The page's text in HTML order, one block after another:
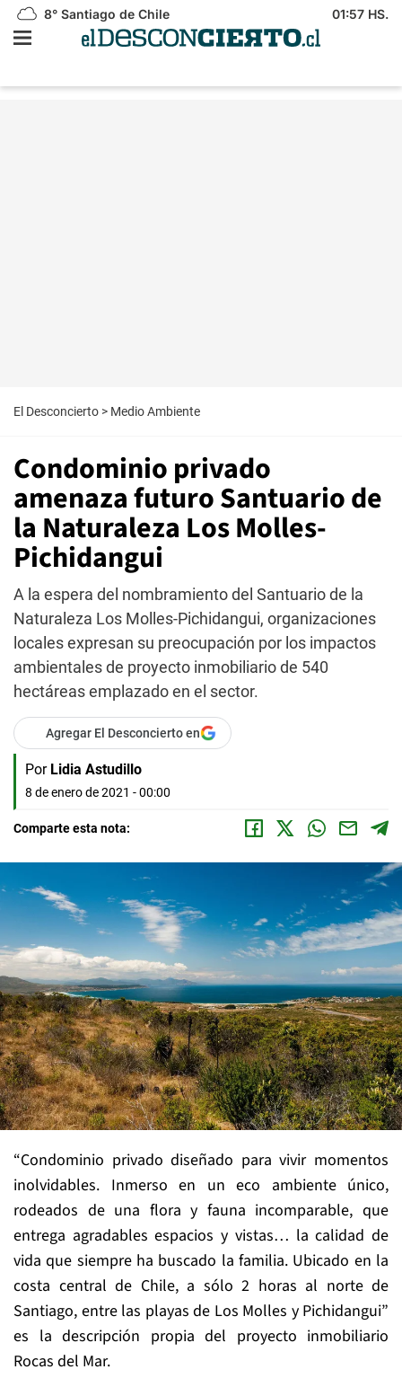
8° Santiago de Chile 01:57 HS.
El Desconcierto > Medio Ambiente
Condominio privado
amenaza futuro Santuario de
la Naturaleza Los Molles-
Pichidangui
A la espera del nombramiento del Santuario de la
Naturaleza Los Molles-Pichidangui, organizaciones
locales expresan su preocupación por los impactos
ambientales de proyecto inmobiliario de 540
hectáreas emplazado en el sector.
Agregar El Desconcierto en
Por Lidia Astudillo
8 de enero de 2021 - 00:00
Comparte esta nota:
“Condominio privado diseñado para vivir momentos
inolvidables. Inmerso en un eco ambiente único,
rodeados de una flora y fauna incomparable, que
entrega agradables espacios y vistas… la calidad de
vida que siempre ha buscado la familia. Ubicado en la
costa central de Chile, a sólo 2 horas al norte de
Santiago, entre las playas de Los Molles y Pichidangui”
es la descripción propia del proyecto inmobiliario
Rocas del Mar.